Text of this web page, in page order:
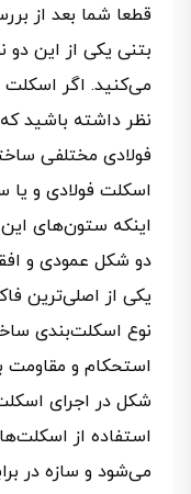
قطعا شما بعد از
بتنی یکی از این دو
می‌کنید. اگر اسکلت
نظر داشته باشید
فولادی مختلفی
اسکلت فولادی و یا
اینکه ستون‌های این
دو شکل عمودی و
یکی از اصلی‌ترین
نوع اسکلت‌بندی
استحکام و مقاومت
شکل در اجرای
استفاده از
می‌شود و سازه در